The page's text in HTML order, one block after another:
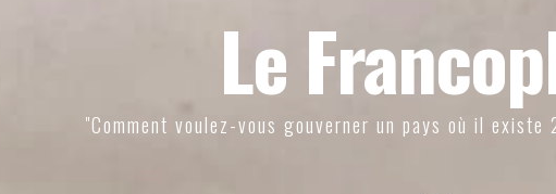
Le
"Comment voulez-vous gouverner un pays où il